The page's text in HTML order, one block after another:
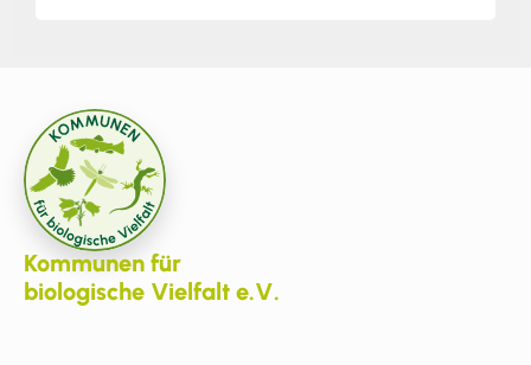
Kommunen für
biologische Vielfalt e.V.